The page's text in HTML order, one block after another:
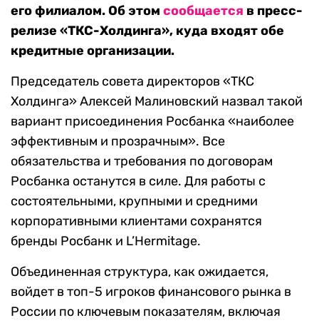
его филиалом. Об этом сообщается в пресс-
релизе «ТКС-Холдинга», куда входят обе
кредитные организации.
Председатель совета директоров «ТКС
Холдинга» Алексей Малиновский назвал такой
вариант присоединения Росбанка «наиболее
эффективным и прозрачным». Все
обязательства и требования по договорам
Росбанка останутся в силе. Для работы с
состоятельными, крупными и средними
корпоративными клиентами сохранятся
бренды Росбанк и L’Hermitage.
Объединенная структура, как ожидается,
войдет в топ-5 игроков финансового рынка в
России по ключевым показателям, включая